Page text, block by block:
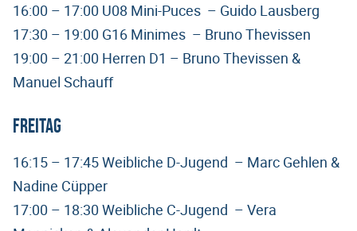
16:00 – 17:00 U08 Mini-Puces – Guido Lausberg
17:30 – 19:00 G16 Minimes – Bruno Thevissen
19:00 – 21:00 Herren D1 – Bruno Thevissen &
Manuel Schauff
Freitag
16:15 – 17:45 Weibliche D-Jugend – Marc Gehlen &
Nadine Cüpper
17:00 – 18:30 Weibliche C-Jugend – Vera